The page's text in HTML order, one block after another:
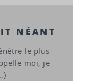
NÉANT
le plus
moi, je